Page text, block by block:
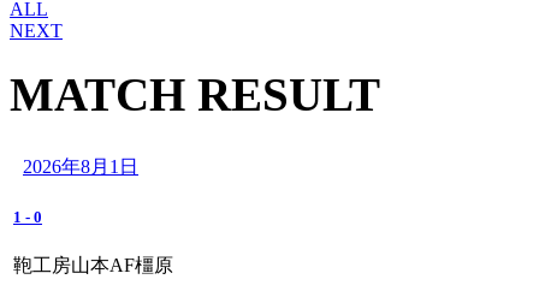
ALL
NEXT
MATCH RESULT
2026年8月1日
1 - 0
鞄工房山本AF橿原